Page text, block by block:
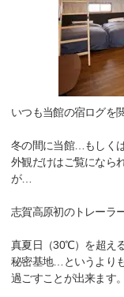
いつも当館の宿ログを
冬の間に当館…もしく
外観だけはご覧になら
が…
志賀高原初のトレーラ
真夏日（30℃）を超え
秘密基地…というより
過ごすことが出来ます。